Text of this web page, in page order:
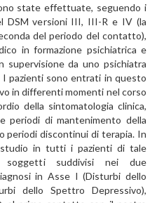
state effettuate, seguendo i
DSM versioni III, III-R e IV (la
del periodo del contatto),
in formazione psichiatrica e
supervisione da uno psichiatra
pazienti sono entrati in questo
in differenti momenti nel corso
della sintomatologia clinica,
periodi di mantenimento della
discontinui di terapia. In
in tutti i pazienti di tale
soggetti suddivisi nei due
in Asse I (Disturbi dello
dello Spettro Depressivo),